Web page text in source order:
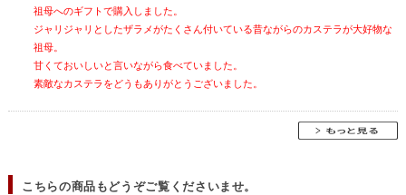
祖母へのギフトで購入しました。
ジャリジャリとしたザラメがたくさん付いている昔ながらのカステラが大好物な
祖母。
甘くておいしいと言いながら食べていました。
素敵なカステラをどうもありがとうございました。
こちらの商品もどうぞご覧くださいませ。